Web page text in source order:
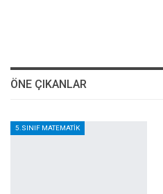
ÖNE ÇIKANLAR
5.SINIF MATEMATIK